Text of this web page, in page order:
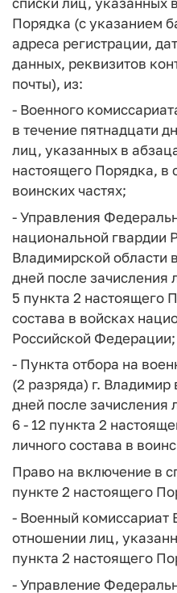
Порядка (с указанием
адреса регистрации,
данных, реквизитов
почты), из:
- Военного
в течение пятнадцати
лиц, указанных в
настоящего Порядка, в
воинских частях;
- Управления
национальной гвардии
Владимирской области
дней после зачисления
5 пункта 2 настоящего
состава в войсках
Российской Федерации;
- Пункта отбора на
(2 разряда) г. Владимир
дней после зачисления
6 - 12 пункта 2
личного состава в
Право на включение в
пункте 2 настоящего
- Военный комиссариат
отношении лиц,
пункта 2 настоящего
- Управление